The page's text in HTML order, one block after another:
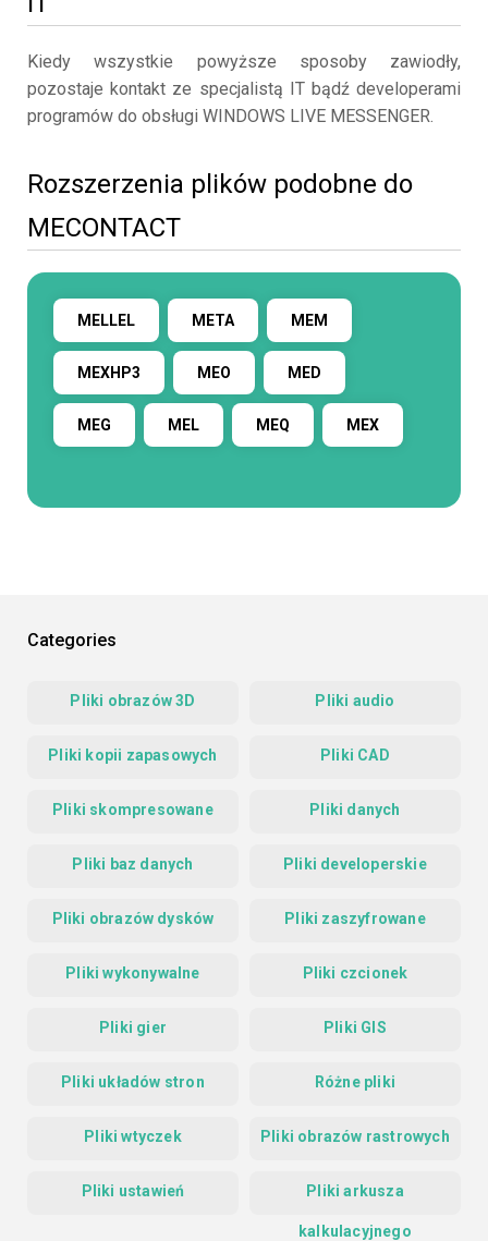
Kiedy wszystkie powyższe sposoby zawiodły,
pozostaje kontakt ze specjalistą IT bądź developerami
programów do obsługi WINDOWS LIVE MESSENGER.
Rozszerzenia plików podobne do
MECONTACT
MELLEL META MEM
MEXHP3 MEO MED
MEG MEL MEQ MEX
Categories
Pliki obrazów 3D Pliki audio
Pliki kopii zapasowych Pliki CAD
Pliki skompresowane Pliki danych
Pliki baz danych Pliki developerskie
Pliki obrazów dysków Pliki zaszyfrowane
Pliki wykonywalne Pliki czcionek
Pliki gier Pliki GIS
Pliki układów stron Różne pliki
Pliki wtyczek Pliki obrazów rastrowych
Pliki ustawień Pliki arkusza
kalkulacyjnego